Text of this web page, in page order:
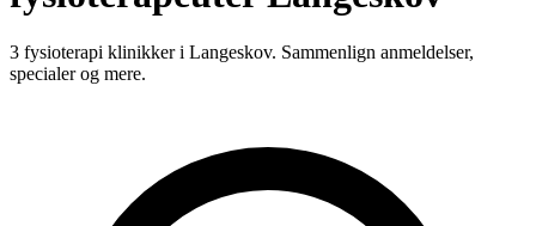
3 fysioterapi klinikker i Langeskov. Sammenlign anmeldelser,
specialer og mere.